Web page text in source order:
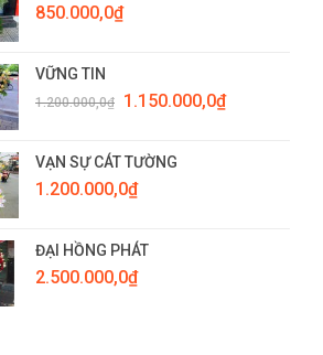
850.000,0₫
VỮNG TIN
1.200.000,0₫
Giá
1.200.000,0₫.
1.150.000,0₫Giá
VẠN SỰ CÁT TƯỜNG
1.200.000,0₫
ĐẠI HỒNG PHÁT
2.500.000,0₫